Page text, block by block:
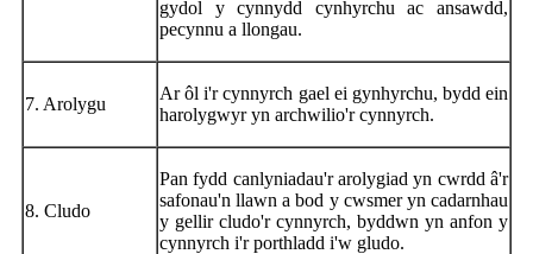
gydol y cynnydd cynhyrchu ac ansawdd,
pecynnu a llongau.
7. Arolygu
Ar ôl i'r cynnyrch gael ei gynhyrchu, bydd ein
harolygwyr yn archwilio'r cynnyrch.
8. Cludo
Pan fydd canlyniadau'r arolygiad yn cwrdd â'r
safonau'n llawn a bod y cwsmer yn cadarnhau
y gellir cludo'r cynnyrch, byddwn yn anfon y
cynnyrch i'r porthladd i'w gludo.